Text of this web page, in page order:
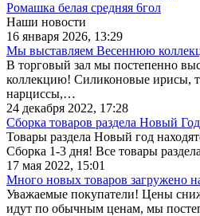
Ромашка белая средняя 6гол
Наши новости
16 января 2026, 13:29
Мы выставляем Весеннюю
В торговый зал мы постепенно
коллекцию! Силиконовые ирисы,
нарциссы,…
24 декабря 2022, 17:28
Сборка товаров раздела Новый
Товары раздела Новый год
Сборка 1-3 дня! Все товары
17 мая 2022, 15:01
Много новых товаров загружено
Уважаемые покупатели! Цены
идут по обычным ценам, мы